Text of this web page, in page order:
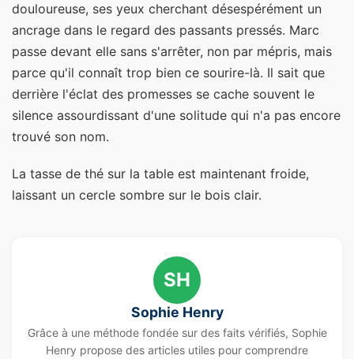
douloureuse, ses yeux cherchant désespérément un
ancrage dans le regard des passants pressés. Marc
passe devant elle sans s'arrêter, non par mépris, mais
parce qu'il connaît trop bien ce sourire-là. Il sait que
derrière l'éclat des promesses se cache souvent le
silence assourdissant d'une solitude qui n'a pas encore
trouvé son nom.
La tasse de thé sur la table est maintenant froide,
laissant un cercle sombre sur le bois clair.
SH
Sophie Henry
Grâce à une méthode fondée sur des faits vérifiés, Sophie
Henry propose des articles utiles pour comprendre